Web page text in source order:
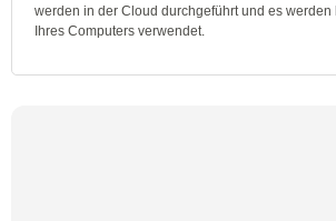
werden in der Cloud durchgeführt und es werden
Ihres Computers verwendet.